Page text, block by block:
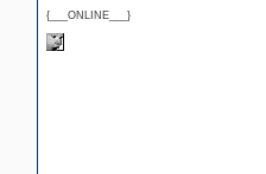
{___ONLINE___}